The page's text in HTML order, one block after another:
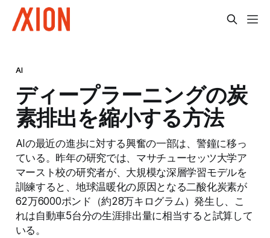
AI
ディープラーニングの炭
素排出を縮小する方法
AIの最近の進歩に対する興奮の一部は、警鐘に移っ
ている。昨年の研究では、マサチューセッツ大学ア
マースト校の研究者が、大規模な深層学習モデルを
訓練すると、地球温暖化の原因となる二酸化炭素が
62万6000ポンド（約28万キログラム）発生し、こ
れは自動車5台分の生涯排出量に相当すると試算して
いる。